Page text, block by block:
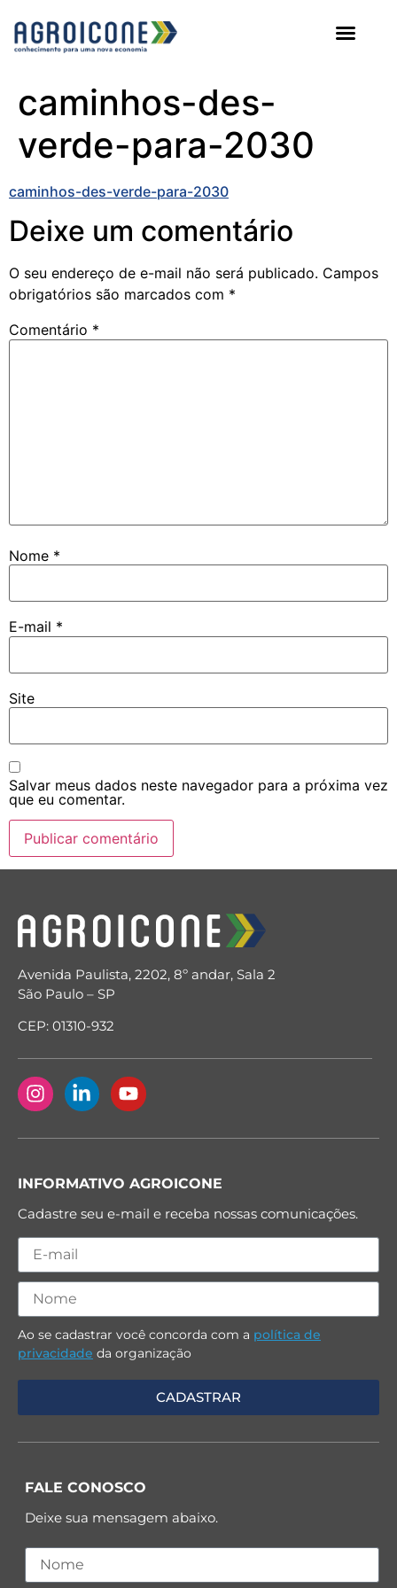
caminhos-des-
verde-para-2030
caminhos-des-verde-para-2030
Deixe um comentário
O seu endereço de e-mail não será publicado. Campos
obrigatórios são marcados com *
Comentário *
Nome *
E-mail *
Site
Salvar meus dados neste navegador para a próxima vez
que eu comentar.
Avenida Paulista, 2202, 8º andar, Sala 2
São Paulo – SP
CEP: 01310-932
INFORMATIVO AGROICONE
Cadastre seu e-mail e receba nossas comunicações.
Ao se cadastrar você concorda com a política de
privacidade da organização
FALE CONOSCO
Deixe sua mensagem abaixo.